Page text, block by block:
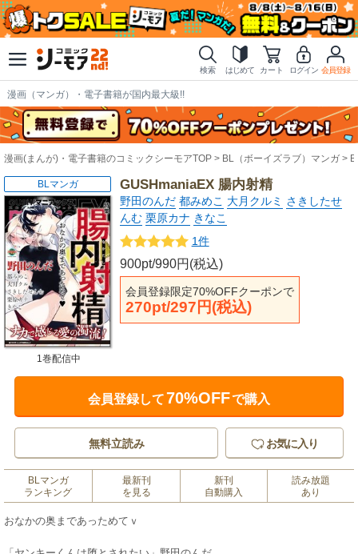
検索 はじめて カート ログイン 会員登録
漫画（マンガ）・電子書籍が国内最大級!!
漫画(まんが)・電子書籍のコミックシーモアTOP BL（ボーイズラブ）マンガ
GUSHmaniaEX 腸内射精
野田のんだ 都みめこ 大月クルミ さきしたせ
んむ 栗原カナ きなこ
1件
900pt/990円(税込)
会員登録限定70%OFFクーポンで
270pt/297円(税込)
BLマンガ
1巻配信中
会員登録して70%OFFで購入
無料立読み お気に入り
BLマンガ
ランキング
最新刊
を見る
新刊
自動購入
読み放題
あり
おなかの奥まであっためてｖ